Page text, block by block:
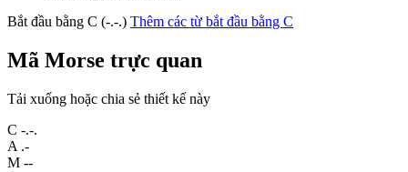
Bắt đầu bằng C (-.-.) Thêm các từ bắt đầu bằng C
Mã Morse trực quan
Tải xuống hoặc chia sẻ thiết kế này
C -.-.
A .-
M --